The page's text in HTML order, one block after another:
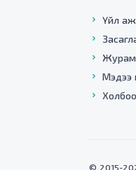
Үйл
Журам
Мэдээ
© 2015-